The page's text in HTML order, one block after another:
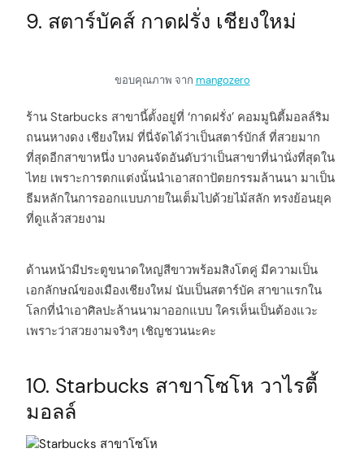
9. สตาร์บัคส์ กาดฝรั่ง เชียงใหม่
ขอบคุณภาพ จาก mangozero
ร้าน Starbucks สาขานี้ตั้งอยู่ที่ ‘กาดฝรั่ง’ คอมมูนิตี้มอลล์ริม
ถนนหางดง เชียงใหม่ ที่นี่จัดได้ว่าเป็นสตาร์บักส์ ที่สวยมาก
ที่สุดอีกสาขาหนึ่ง บางคนจัดอันดับว่าเป็นสาขาที่น่านั่งที่สุดใน
ไทย เพราะการตกแต่งนั้นนำเอาสถาปัตยกรรมล้านนา มาเป็น
ธีมหลักในการออกแบบภายในเต็มไปด้วยไม้สลัก ทรงย้อนยุค
ที่ดูแล้วสวยงาม
ด้านหน้ามีประตูขนาดใหญ่สีขาวพร้อมสิงโตคู่ มีความเป็น
เอกลักษณ์ของเมืองเชียงใหม่ นับเป็นสตาร์บัค สาขาแรกใน
โลกที่นำเอาศิลปะล้านนามาออกแบบ ใครเห็นเป็นต้องแวะ
เพราะว่าสวยงามจริงๆ เชิญชวนนะคะ
10. Starbucks สาขาโซโห วาไรตี้
มอลล์